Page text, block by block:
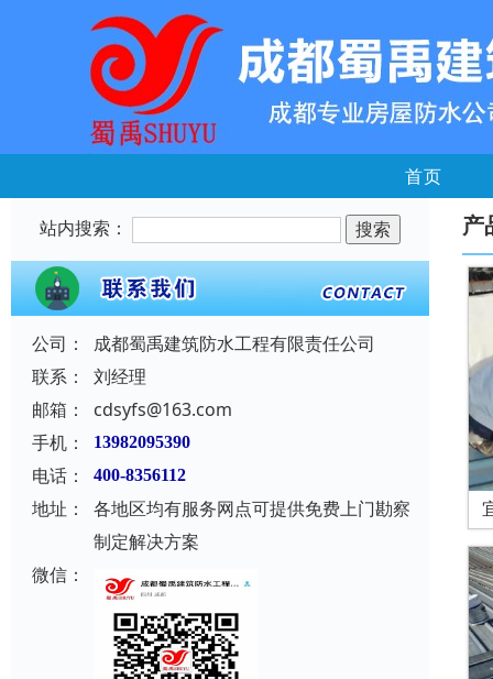
首页
站内搜索：
公司：
成都蜀禹建筑防水工程有限责任公司
联系：
刘经理
邮箱：
cdsyfs@163.com
手机：
13982095390
电话： 400-8356112
地址：
各地区均有服务网点可提供免费上门勘察
制定解决方案
微信：
产